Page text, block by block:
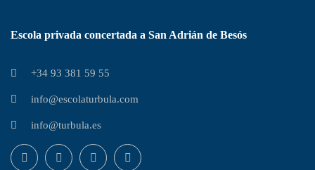
Escola privada concertada a San Adrián de Besós
+34 93 381 59 55
info@escolaturbula.com
info@turbula.es